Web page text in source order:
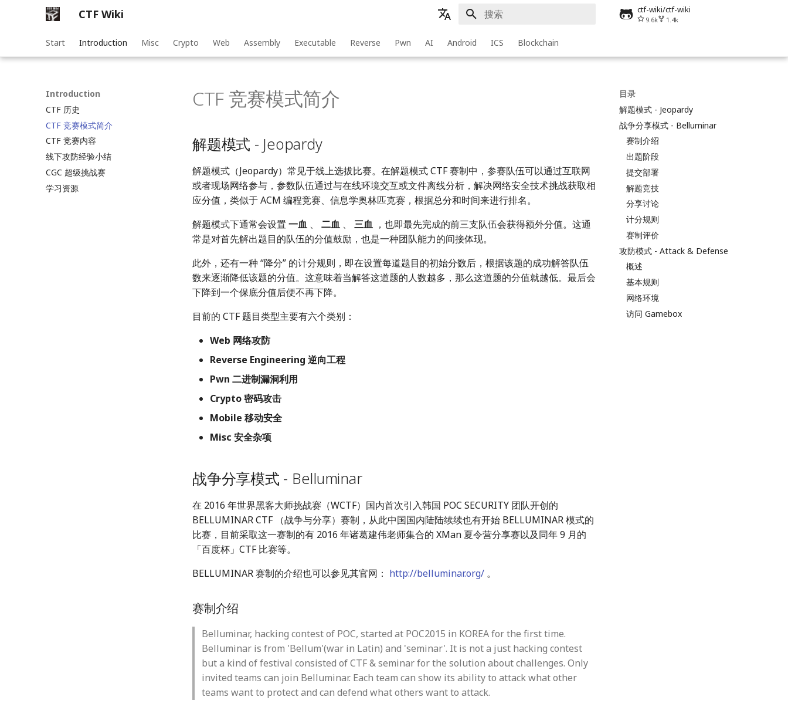
CTF Wiki
zh - 简体中文
en - English
ctf-wiki/ctf-wiki
9.6k 1.4k
Start Introduction Misc Crypto Web Assembly Executable Reverse Pwn AI Android ICS Blockchain
Introduction
CTF 历史
CTF 竞赛模式简介
CTF 竞赛内容
线下攻防经验小结
CGC 超级挑战赛
学习资源
目录
解题模式 - Jeopardy
战争分享模式 - Belluminar
赛制介绍
出题阶段
提交部署
解题竞技
分享讨论
计分规则
赛制评价
攻防模式 - Attack & Defense
概述
基本规则
网络环境
访问 Gamebox
CTF 竞赛模式简介
解题模式 - Jeopardy
解题模式（Jeopardy）常见于线上选拔比赛。在解题模式 CTF 赛制中，参赛队伍可以通过互联网
或者现场网络参与，参数队伍通过与在线环境交互或文件离线分析，解决网络安全技术挑战获取相
应分值，类似于 ACM 编程竞赛、信息学奥林匹克赛，根据总分和时间来进行排名。
解题模式下通常会设置 一血 、 二血 、 三血 ，也即最先完成的前三支队伍会获得额外分值。这通
常是对首先解出题目的队伍的分值鼓励，也是一种团队能力的间接体现。
此外，还有一种 “降分” 的计分规则，即在设置每道题目的初始分数后，根据该题的成功解答队伍
数来逐渐降低该题的分值。这意味着当解答这道题的人数越多，那么这道题的分值就越低。最后会
下降到一个保底分值后便不再下降。
目前的 CTF 题目类型主要有六个类别：
Web 网络攻防
Reverse Engineering 逆向工程
Pwn 二进制漏洞利用
Crypto 密码攻击
Mobile 移动安全
Misc 安全杂项
战争分享模式 - Belluminar
在 2016 年世界黑客大师挑战赛（WCTF）国内首次引入韩国 POC SECURITY 团队开创的
BELLUMINAR CTF （战争与分享）赛制，从此中国国内陆陆续续也有开始 BELLUMINAR 模式的
比赛，目前采取这一赛制的有 2016 年诸葛建伟老师集合的 XMan 夏令营分享赛以及同年 9 月的
「百度杯」CTF 比赛等。
BELLUMINAR 赛制的介绍也可以参见其官网： http://belluminar.org/ 。
赛制介绍
Belluminar, hacking contest of POC, started at POC2015 in KOREA for the first time.
Belluminar is from 'Bellum'(war in Latin) and 'seminar'. It is not a just hacking contest
but a kind of festival consisted of CTF & seminar for the solution about challenges. Only
invited teams can join Belluminar. Each team can show its ability to attack what other
teams want to protect and can defend what others want to attack.